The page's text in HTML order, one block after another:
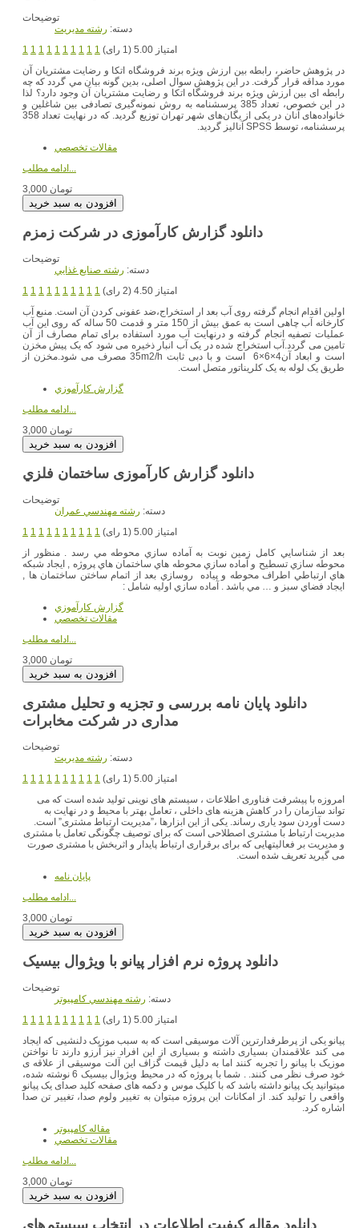
توضیحات
دسته: رشته مديريت
1 1 1 1 1 1 1 1 1 1
امتیاز 5.00 (1 رای)
در پژوهش حاضر، رابطه بین ارزش ویژه برند فروشگاه اتکا و رضایت مشتریان آن
مورد مداقه قرار گرفت. در این پژوهش سوال اصلی، بدين گونه بيان مي گردد كه چه
رابطه ای بین ارزش ویژه برند فروشگاه اتکا و رضایت مشتریان آن وجود دارد؟ لذا
در اين خصوص، تعداد 385 پرسشنامه به روش نمونه‌گیری تصادفی بين شاغلین و
خانواده‌های آنان در یکی از یگان‌های شهر تهران توزيع گرديد. که در نهایت تعداد 358
پرسشنامه، توسط SPSS آناليز گرديد.
مقالات تخصصي
ادامه مطلب...
3,000 تومان
دانلود گزارش کارآموزی در شرکت زمزم
توضیحات
دسته: رشته صنايع غذايي
1 1 1 1 1 1 1 1 1 1
امتیاز 4.50 (2 رای)
اولین اقدام انجام گرفته روی آب بعد ار استخراج،ضد عفونی کردن آن است. منبع آب
کارخانه آب چاهی است به عمق بیش از 150 متر و قدمت 50 ساله که روی این آب
عملیات تصفیه انجام گرفته و درنهایت آب مورد استفاده برای تمام مصارف از آن
تامین می گردد.آب استخراج شده در یک آب انبار ذخیره می شود که یک پیش مخزن
است و ابعاد آن4×6×6 است و با دبی ثابت 35m2/h مصرف می شود.مخزن از
طریق یک لوله به یک کلریناتور متصل است.
گزارش کارآموزي
3,000 تومان
دانلود گزارش کارآموزی ساختمان فلزي
توضیحات
دسته: رشته مهندسي عمران
1 1 1 1 1 1 1 1 1 1
امتیاز 5.00 (1 رای)
بعد از شناسايي كامل زمين نوبت به آماده سازي محوطه مي رسد . منظور از
محوطه سازي تسطيح و آماده سازي محوطه هاي ساختمان هاي پروژه , ايجاد شبكه
هاي ارتباطي اطراف محوطه و پياده روسازي بعد از اتمام ساختن ساختمان ها ,
ايجاد فضاي سبز و … مي باشد . آماده سازي اوليه شامل :
گزارش کارآموزي
مقالات تخصصي
3,000 تومان
دانلود پایان نامه بررسی و تجزیه و تحلیل مشتری
مداری در شرکت مخابرات
توضیحات
دسته: رشته مديريت
1 1 1 1 1 1 1 1 1 1
امتیاز 5.00 (1 رای)
امروزه با پیشرفت فناوری اطلاعات ، سیستم های نوینی تولید شده است که می
تواند سازمان را در کاهش هزینه های داخلی ، تعامل بهتر با محیط و در نهایت به
دست آوردن سود یاری رساند. یکی از این ابزارها ،”مدیریت ارتباط مشتری” است.
مدیریت ارتباط با مشتری اصطلاحی است که برای توصیف چگونگی تعامل با مشتری
و مدیریت بر فعالیتهایی که برای برقراری ارتباط پایدار و اثربخش با مشتری صورت
می گیرید تعریف شده است.
پایان نامه
ادامه مطلب...
3,000 تومان
دانلود پروژه نرم افزار پیانو با ویژوال بیسیک
توضیحات
دسته: رشته مهندسي کامپيوتر
1 1 1 1 1 1 1 1 1 1
امتیاز 5.00 (1 رای)
پیانو یکی از پرطرفدارترین آلات موسیقی است که به سبب موزیک دلنشیی که ایجاد
می کند علاقمندان بسیاری داشته و بسیاری از این افراد نیز آرزو دارند تا نواختن
موزیک با پیانو را تجربه کنند اما به دلیل قیمت گزاف این آلت موسیقی از علاقه ی
خود صرف نظر می کنند. . شما با پروژه که در محیط ویژوال بیسیک 6 نوشته شده،
میتوانید یک پیانو داشته باشد که با کلیک موس و دکمه های صفحه کلید صدای یک پیانو
واقعی را تولید کند. از امکانات این پروژه میتوان به تغییر ولوم صدا، تغییر تن صدا
اشاره کرد.
مقاله کامپیوتر
مقالات تخصصي
ادامه مطلب...
3,000 تومان